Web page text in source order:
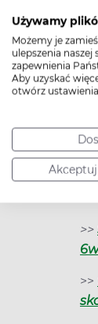
Używamy
Możemy je
ulepszenia
zapewnienia
Aby uzyskać
otwórz
>>
>>